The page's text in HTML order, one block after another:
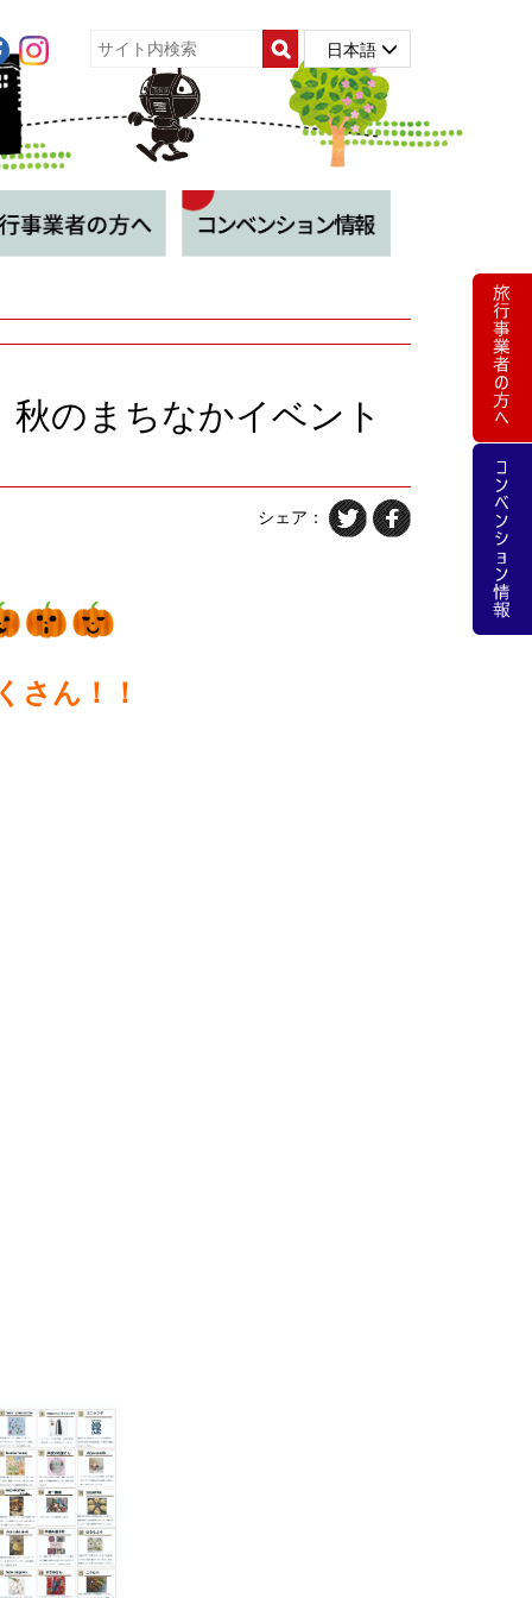
日本語
のまちなかイベント
シェア：
さん！！